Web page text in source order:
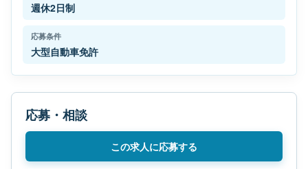
週休2日制
応募条件
大型自動車免許
応募・相談
この求人に応募する